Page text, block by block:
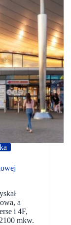
a
i 4F,
mkw.